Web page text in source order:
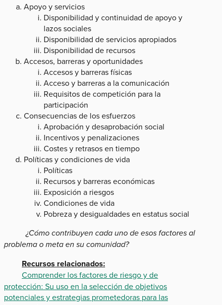
Apoyo y servicios
Disponibilidad y continuidad de apoyo y
lazos sociales
Disponibilidad de servicios apropiados
Disponibilidad de recursos
Accesos, barreras y oportunidades
Accesos y barreras físicas
Acceso y barreras a la comunicación
Requisitos de competición para la
participación
Consecuencias de los esfuerzos
Aprobación y desaprobación social
Incentivos y penalizaciones
Costes y retrasos en tiempo
Políticas y condiciones de vida
Políticas
Recursos y barreras económicas
Exposición a riesgos
Condiciones de vida
Pobreza y desigualdades en estatus social
¿Cómo contribuyen cada uno de esos factores al
problema o meta en su comunidad?
Recursos relacionados:
Comprender los factores de riesgo y de
protección: Su uso en la selección de objetivos
potenciales y estrategias prometedoras para las